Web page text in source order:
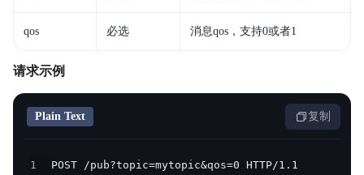
qos 必选 消息qos，支持0或者1
请求示例
Plain Text 复制
1